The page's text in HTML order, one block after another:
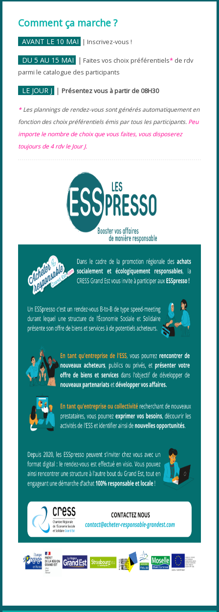
Comment ça marche ?
AVANT LE 10 MAI | Inscrivez-vous !
DU 5 AU 15 MAI | Faites vos choix préférentiels* de rdv
parmi le catalogue des participants
LE JOUR J | Présentez vous à partir de 08H30
*Les plannings de rendez-vous sont générés automatiquement en
fonction des choix préférentiels émis par tous les participants. Peu
importe le nombre de choix que vous faites, vous disposerez
toujours de 4 rdv le Jour J.